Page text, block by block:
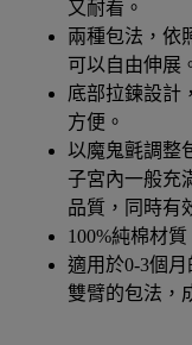
又耐看。
兩種包法，依
可以自由伸展
底部拉鍊設計
方便。
以魔鬼氈調整
子宮內一般充
品質，同時有
100%純棉材
適用於0-3個
雙臂的包法，